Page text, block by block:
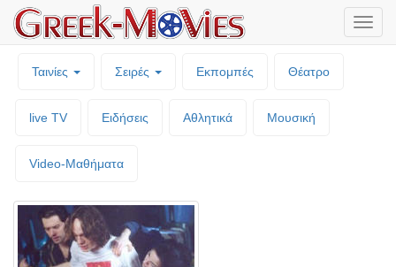
Ταινίες Σειρές Εκπομπές Θέατρο
live TV Ειδήσεις Αθλητικά Μουσική
Video-Mαθήματα